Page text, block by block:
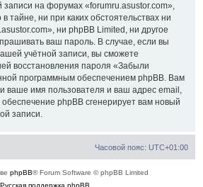
записи на форумах «forumru.asustor.com»,
тайне, ни при каких обстоятельствах ни
ни phpBB Limited, ни другое
ваш пароль. В случае, если вы
учётной записи, вы сможете
восстановления пароля «Забыли
программным обеспечением phpBB. Вам
ваше имя пользователя и ваш адрес email,
phpBB сгенерирует вам новый
записи.
Часовой пояс: UTC+01:00
phpBB® Forum Software © phpBB Limited
Русская поддержка phpBB